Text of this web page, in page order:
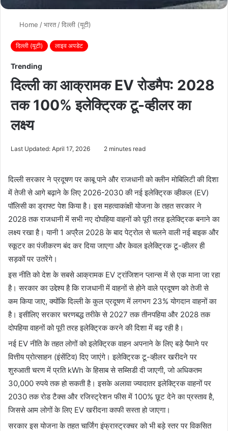
Home /भारत /दिल्ली (यूटी)
दिल्ली (यूटी) लाइव अपडेट
Trending
दिल्ली का आक्रामक EV रोडमैप: 2028
तक 100% इलेक्ट्रिक टू-व्हीलर का
लक्ष्य
Last Updated: April 17, 2026 2 minutes read
दिल्ली सरकार ने प्रदूषण पर काबू पाने और राजधानी को क्लीन मोबिलिटी की दिशा
में तेजी से आगे बढ़ाने के लिए 2026-2030 की नई इलेक्ट्रिक व्हीकल (EV)
पॉलिसी का ड्राफ्ट पेश किया है। इस महत्वाकांक्षी योजना के तहत सरकार ने
2028 तक राजधानी में सभी नए दोपहिया वाहनों को पूरी तरह इलेक्ट्रिक बनाने का
लक्ष्य रखा है। यानी 1 अप्रैल 2028 के बाद पेट्रोल से चलने वाली नई बाइक और
स्कूटर का पंजीकरण बंद कर दिया जाएगा और केवल इलेक्ट्रिक टू-व्हीलर ही
सड़कों पर उतरेंगे।
इस नीति को देश के सबसे आक्रामक EV ट्रांजिशन प्लान्स में से एक माना जा रहा
है। सरकार का उद्देश्य है कि राजधानी में वाहनों से होने वाले प्रदूषण को तेजी से
कम किया जाए, क्योंकि दिल्ली के कुल प्रदूषण में लगभग 23% योगदान वाहनों का
है। इसीलिए सरकार चरणबद्ध तरीके से 2027 तक तीनपहिया और 2028 तक
दोपहिया वाहनों को पूरी तरह इलेक्ट्रिक करने की दिशा में बढ़ रही है।
नई EV नीति के तहत लोगों को इलेक्ट्रिक वाहन अपनाने के लिए बड़े पैमाने पर
वित्तीय प्रोत्साहन (इंसेंटिव) दिए जाएंगे। इलेक्ट्रिक टू-व्हीलर खरीदने पर
शुरुआती चरण में प्रति kWh के हिसाब से सब्सिडी दी जाएगी, जो अधिकतम
30,000 रुपये तक हो सकती है। इसके अलावा ज्यादातर इलेक्ट्रिक वाहनों पर
2030 तक रोड टैक्स और रजिस्ट्रेशन फीस में 100% छूट देने का प्रस्ताव है,
जिससे आम लोगों के लिए EV खरीदना काफी सस्ता हो जाएगा।
सरकार इस योजना के तहत चार्जिंग इंफ्रास्ट्रक्चर को भी बड़े स्तर पर विकसित